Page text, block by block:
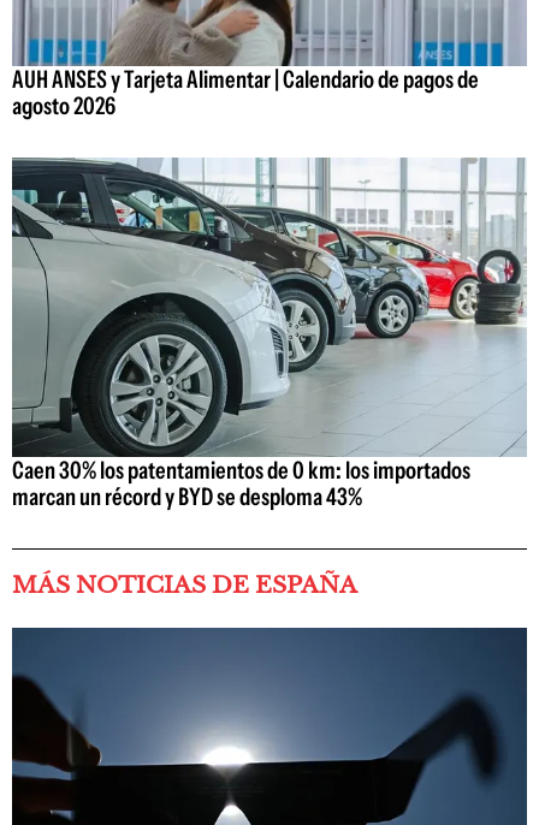
AUH ANSES y Tarjeta Alimentar | Calendario de pagos de
agosto 2026
Caen 30% los patentamientos de 0 km: los importados
marcan un récord y BYD se desploma 43%
MÁS NOTICIAS DE ESPAÑA